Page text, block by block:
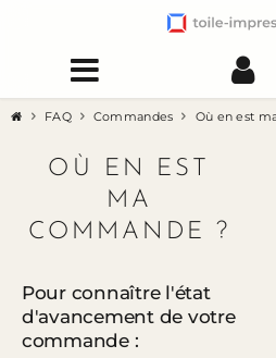
FAQ Commandes Où en est
OÙ EN EST
MA
COMMANDE ?
Pour connaître l'état
d'avancement de votre
commande :